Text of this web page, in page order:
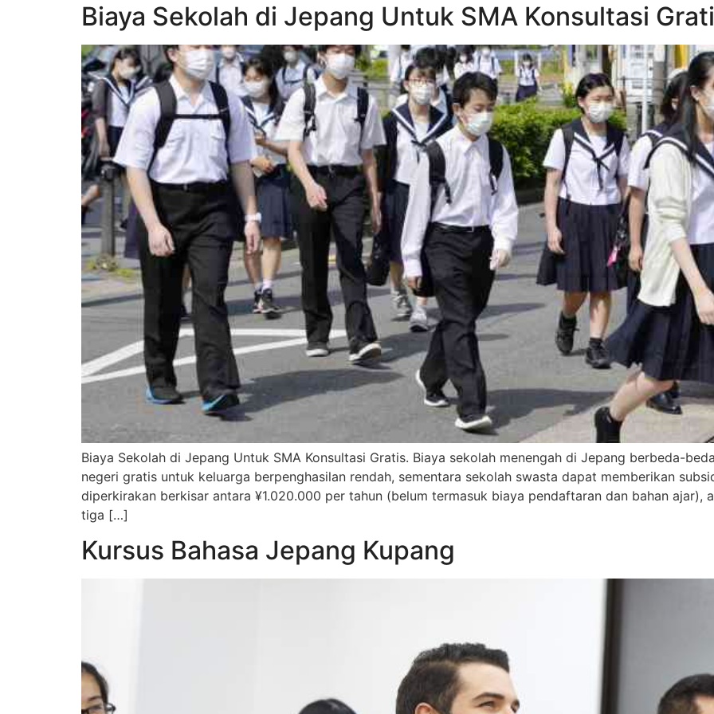
Biaya Sekolah di Jepang Untuk SMA Konsultasi
Biaya Sekolah di Jepang Untuk SMA Konsultasi Gratis. Biaya sekolah menengah di Jepang berbeda-
negeri gratis untuk keluarga berpenghasilan rendah, sementara sekolah swasta dapat memberikan
diperkirakan berkisar antara ¥1.020.000 per tahun (belum termasuk biaya pendaftaran dan bahan ajar),
tiga […]
Kursus Bahasa Jepang Kupang